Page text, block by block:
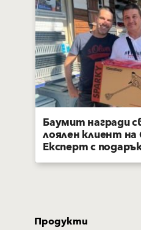
Баумит награди
лоялен клиент
Експерт с
Продукти